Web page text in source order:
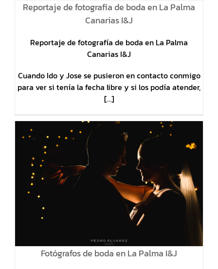
Reportaje de fotografía de boda en La Palma
Canarias I&J
Reportaje de fotografía de boda en La Palma
Canarias I&J
Cuando Ido y Jose se pusieron en contacto conmigo
para ver si tenía la fecha libre y si los podía atender,
[…]
Fotógrafos de boda en La Palma I&J